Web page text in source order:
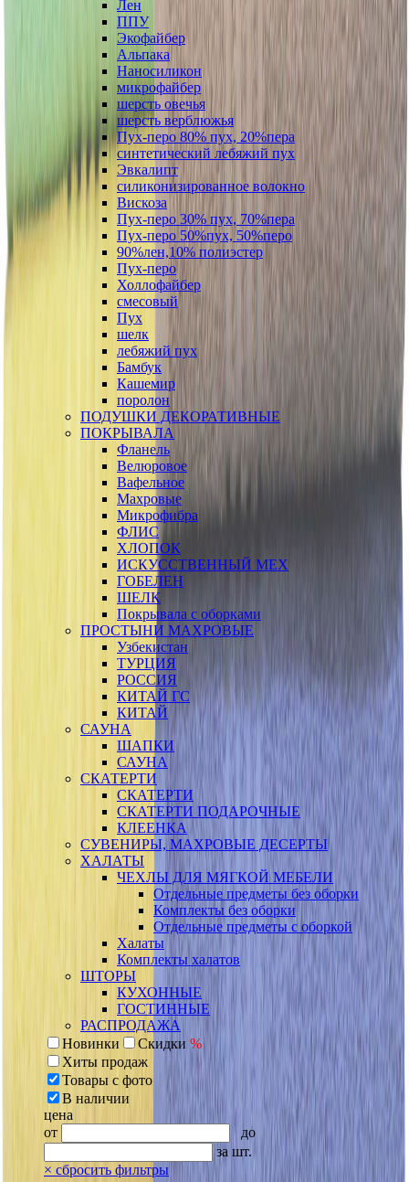
Лен
ППУ
Экофайбер
Альпака
Наносиликон
микрофайбер
шерсть овечья
шерсть верблюжья
Пух-перо 80% пух, 20%пера
синтетический лебяжий пух
Эвкалипт
силиконизированное волокно
Вискоза
Пух-перо 30% пух, 70%пера
Пух-перо 50%пух, 50%перо
90%лен,10% полиэстер
Пух-перо
Холлофайбер
смесовый
Пух
шелк
лебяжий пух
Бамбук
Кашемир
поролон
ПОДУШКИ ДЕКОРАТИВНЫЕ
ПОКРЫВАЛА
Фланель
Велюровое
Вафельное
Махровые
Микрофибра
ФЛИС
ХЛОПОК
ИСКУССТВЕННЫЙ МЕХ
ГОБЕЛЕН
ШЕЛК
Покрывала с оборками
ПРОСТЫНИ МАХРОВЫЕ
Узбекистан
ТУРЦИЯ
РОССИЯ
КИТАЙ ГС
КИТАЙ
САУНА
ШАПКИ
САУНА
СКАТЕРТИ
СКАТЕРТИ
СКАТЕРТИ ПОДАРОЧНЫЕ
КЛЕЕНКА
СУВЕНИРЫ, МАХРОВЫЕ ДЕСЕРТЫ
ХАЛАТЫ
ЧЕХЛЫ ДЛЯ МЯГКОЙ МЕБЕЛИ
Отдельные предметы без оборки
Комплекты без оборки
Отдельные предметы с оборкой
Халаты
Комплекты халатов
ШТОРЫ
КУХОННЫЕ
ГОСТИННЫЕ
РАСПРОДАЖА
Новинки
Скидки %
Хиты продаж
Товары с фото
В наличии
цена
от
до
за шт.
× сбросить фильтры